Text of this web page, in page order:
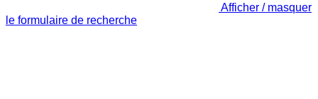
Afficher / masquer
le formulaire de recherche